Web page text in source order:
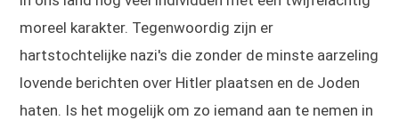
moreel karakter. Tegenwoordig zijn er
hartstochtelijke nazi's die zonder de minste aarzeling
lovende berichten over Hitler plaatsen en de Joden
haten. Is het mogelijk om zo iemand aan te nemen in